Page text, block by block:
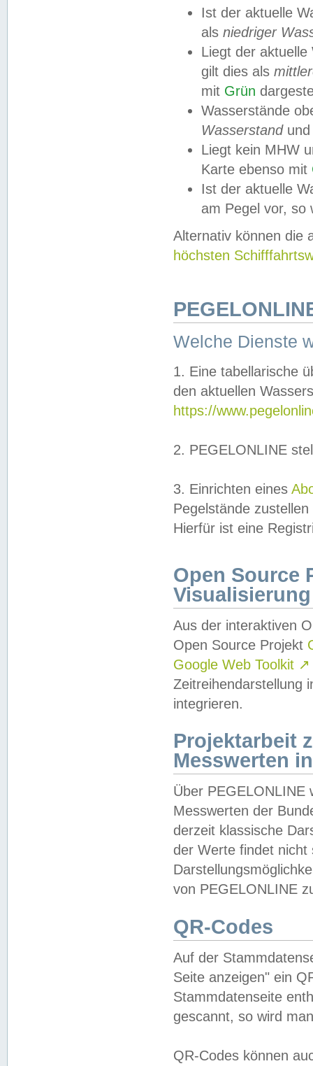
Ist der aktuelle
als niedriger
Liegt der
gilt dies als
mit Grün
Wasserstände
Wasserstandund
Liegt kein MHW
Karte ebenso mit
Ist der aktuelle
am Pegel vor,
Alternativ können die
höchsten
Welche Dienste
1. Eine tabellarische
den aktuellen
https://
2. PEGELONLINE
3. Einrichten eines
Pegelstände
Hierfür ist eine
Open Source
Visualisierung
Aus der interaktiven
Open Source Projekt
Google Web Toolkit ↗
Zeitreihendarstellung
integrieren.
Projektarbeit
Messwerten
Über PEGELONLINE
Messwerten der
derzeit klassische
der Werte findet
von PEGELONLINE
QR-Codes
Auf der
Seite anzeigen" ein
Stammdatenseite
gescannt, so wird
QR-Codes können